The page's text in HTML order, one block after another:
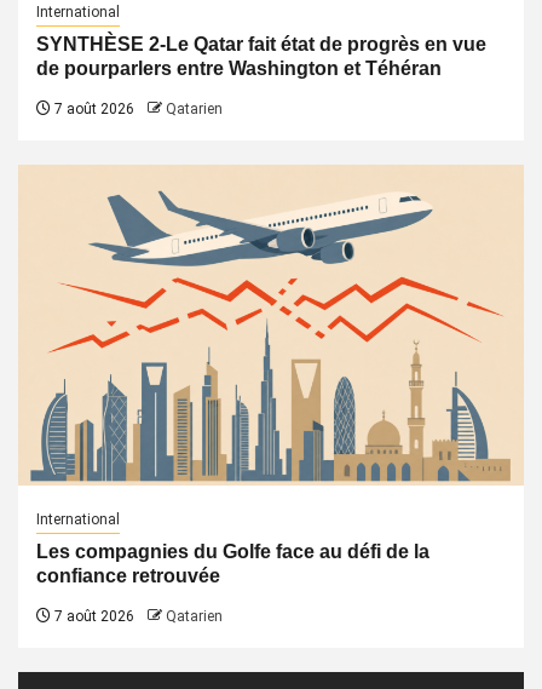
International
SYNTHÈSE 2-Le Qatar fait état de progrès en vue
de pourparlers entre Washington et Téhéran
7 août 2026 Qatarien
International
Les compagnies du Golfe face au défi de la
confiance retrouvée
7 août 2026 Qatarien